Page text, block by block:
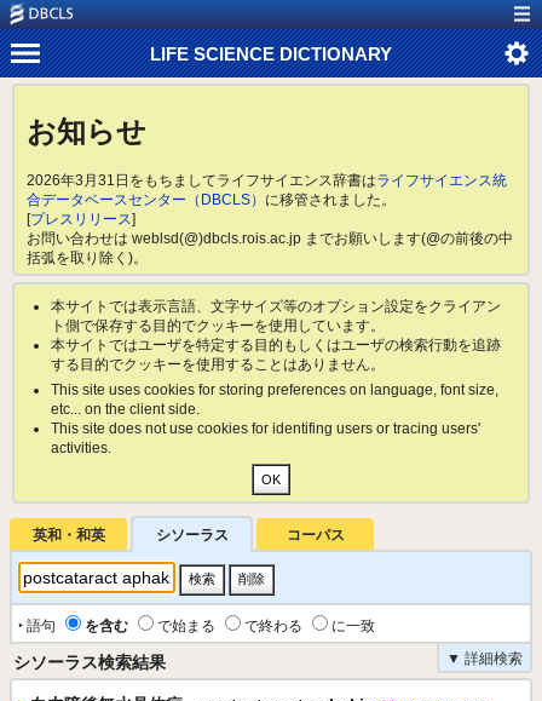
LIFE SCIENCE DICTIONARY
お知らせ
2026年3月31日をもちましてライフサイエンス辞書はライフサイエンス統
合データベースセンター（DBCLS） に移管されました。
[プレスリリース]
お問い合わせは weblsd(@)dbcls.rois.ac.jp までお願いします(@の前後の中
括弧を取り除く)。
本サイトでは表示言語、文字サイズ等のオプション設定をクライアン
ト側で保存する目的でクッキーを使用しています。
本サイトではユーザを特定する目的もしくはユーザの検索行動を追跡
する目的でクッキーを使用することはありません。
This site uses cookies for storing preferences on language, font size,
etc... on the client side.
This site does not use cookies for identifing users or tracing users'
activities.
英和・和英 シソーラス コーパス
‣ 語句 を含む で始まる で終わる
に一致
▼ 詳細検索
シソーラス検索結果